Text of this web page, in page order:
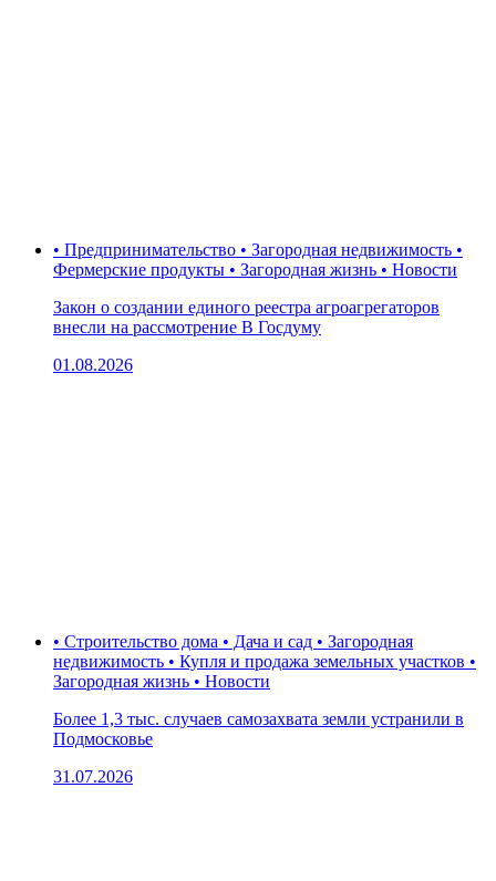
• Предпринимательство • Загородная недвижимость •
Фермерские продукты • Загородная жизнь • Новости
Закон о создании единого реестра агроагрегаторов
внесли на рассмотрение В Госдуму
01.08.2026
• Строительство дома • Дача и сад • Загородная
недвижимость • Купля и продажа земельных участков •
Загородная жизнь • Новости
Более 1,3 тыс. случаев самозахвата земли устранили в
Подмосковье
31.07.2026